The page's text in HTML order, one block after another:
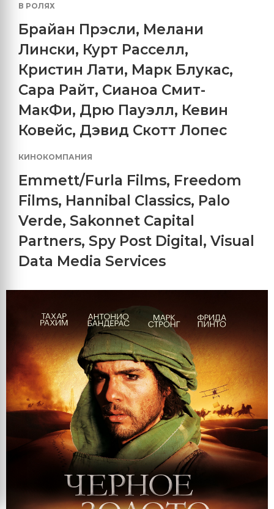
В РОЛЯХ
Брайан Прэсли, Мелани
Лински, Курт Расселл,
Кристин Лати, Марк Блукас,
Сара Райт, Сианоа Смит-
МакФи, Дрю Пауэлл, Кевин
Ковейс, Дэвид Скотт Лопес
КИНОКОМПАНИЯ
Emmett/Furla Films, Freedom
Films, Hannibal Classics, Palo
Verde, Sakonnet Capital
Partners, Spy Post Digital, Visual
Data Media Services